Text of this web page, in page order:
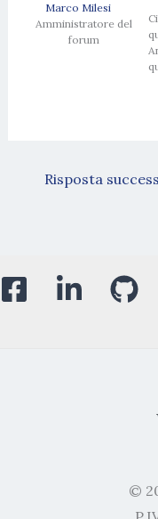
Marco Milesi
Amministratore del
forum
Risposta
©